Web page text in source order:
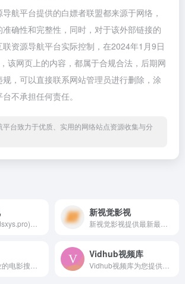
航平台提供的白嫖者联盟都来源于网络，
确性和完整性，同时，对于该外部链接的
资源导航平台实际控制，在2024年1月9日
该网页上的内容，都属于合规合法，后期网
，可以直接联系网站管理员进行删除，涂
不承担任何责任。
台致力于优质、实用的网络站点资源收集与分
新视觉影视
Vidhub视频库